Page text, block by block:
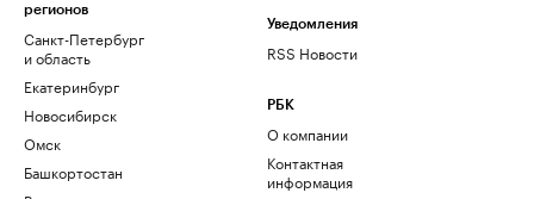
регионов
Санкт-Петербург
и область
Екатеринбург
Новосибирск
Омск
Башкортостан
Уведомления
RSS Новости
РБК
О компании
Контактная
информация